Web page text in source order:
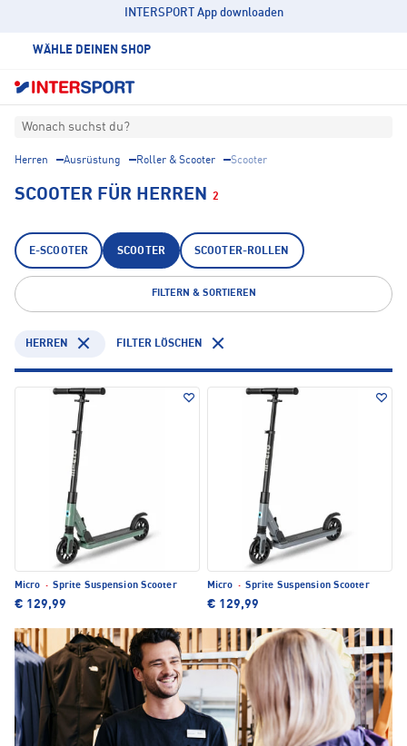
INTERSPORT App downloaden
WÄHLE DEINEN SHOP
Wonach suchst du?
Herren Ausrüstung Roller & Scooter Scooter
SCOOTER FÜR HERREN 2
E-SCOOTER SCOOTER SCOOTER-ROLLEN
FILTERN & SORTIEREN
HERREN FILTER LÖSCHEN
Micro · Sprite Suspension Scooter
€ 129,99
Micro · Sprite Suspension Scooter
€ 129,99